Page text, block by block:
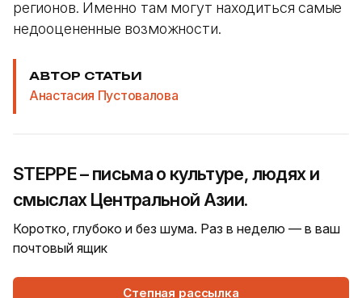
регионов. Именно там могут находиться самые
недооцененные возможности.
АВТОР СТАТЬИ
Анастасия Пустовалова
STEPPE – письма о культуре, людях и
смыслах Центральной Азии.
Коротко, глубоко и без шума. Раз в неделю — в ваш
почтовый ящик
Степная рассылка